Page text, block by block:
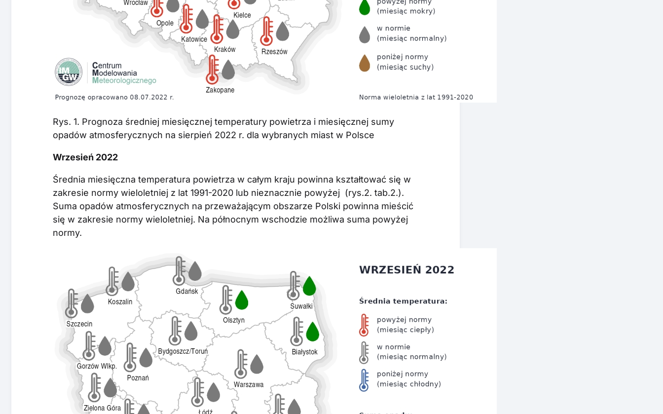
Rys. 1. Prognoza średniej miesięcznej temperatury powietrza i miesięcznej sumy
opadów atmosferycznych na sierpień 2022 r. dla wybranych miast w Polsce
Wrzesień 2022
Średnia miesięczna temperatura powietrza w całym kraju powinna kształtować się w
zakresie normy wieloletniej z lat 1991-2020 lub nieznacznie powyżej (rys.2. tab.2.).
Suma opadów atmosferycznych na przeważającym obszarze Polski powinna mieścić
się w zakresie normy wieloletniej. Na północnym wschodzie możliwa suma powyżej
normy.